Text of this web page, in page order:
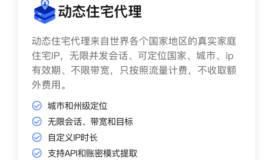
动态住宅代理
动态住宅代理来自世界各个国家地区的真实家庭
住宅IP，无限并发会话、可定位国家、城市、ip
有效期、不限带宽，只按照流量计费，不收取额
外费用。
城市和州级定位
无限会话、带宽和目标
自定义IP时长
支持API和账密模式提取